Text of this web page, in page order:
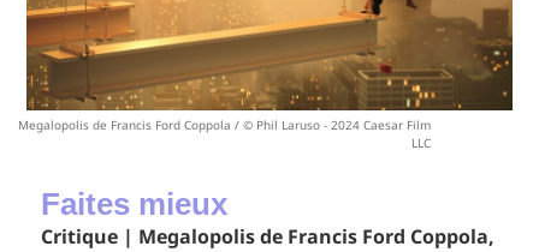
Megalopolis de Francis Ford Coppola / © Phil Laruso - 2024 Caesar Film
LLC
Faites mieux
Critique | Megalopolis de Francis Ford Coppola,